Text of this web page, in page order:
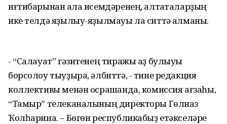
иғтибарынан ҡала исемдәренең, алтаҡталарҙың
ике телдә яҙылыу-яҙылмауы ла ситтә ҡалманы.
- “Салауат” гәзитенең тиражы аҙ булыуы
борсолоу тыуҙыра, әлбиттә, - тине редакция
коллективы менән осрашҡанда, комиссия ағзаһы,
“Тамыр” телеканалының директоры Гөлназ
Ҡолһарина. – Бөгөн республикабыҙ етәкселәре